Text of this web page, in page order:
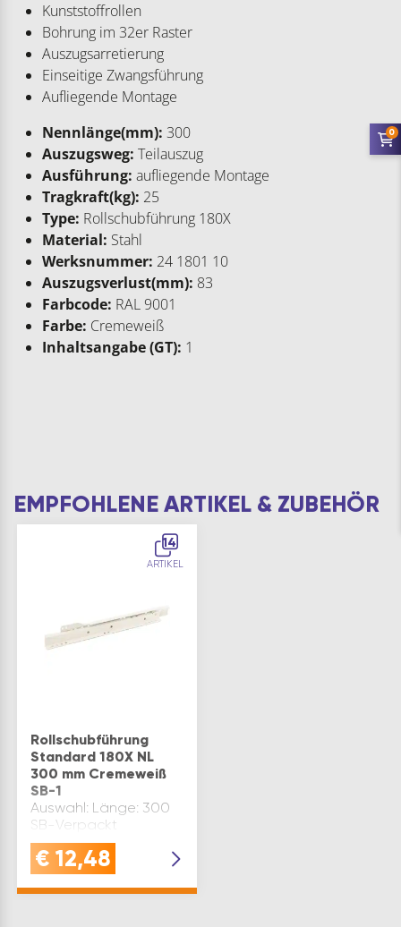
Kunststoffrollen
Bohrung im 32er Raster
Auszugsarretierung
Einseitige Zwangsführung
Aufliegende Montage
Nennlänge(mm): 300
Auszugsweg: Teilauszug
Ausführung: aufliegende Montage
Tragkraft(kg): 25
Type: Rollschubführung 180X
Material: Stahl
Werksnummer: 24 1801 10
Auszugsverlust(mm): 83
Farbcode: RAL 9001
Farbe: Cremeweiß
Inhaltsangabe (GT): 1
EMPFOHLENE ARTIKEL & ZUBEHÖR
14
ARTIKEL
Rollschubführung
Standard 180X NL
300 mm Cremeweiß
SB-1
Auswahl: Länge: 300
SB-Verpackt
€ 12,48
0